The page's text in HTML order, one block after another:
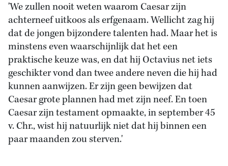
'We zullen nooit weten waarom Caesar zijn
achterneef uitkoos als erfgenaam. Wellicht zag hij
dat de jongen bijzondere talenten had. Maar het is
minstens even waarschijnlijk dat het een
praktische keuze was, en dat hij Octavius net iets
geschikter vond dan twee andere neven die hij had
kunnen aanwijzen. Er zijn geen bewijzen dat
Caesar grote plannen had met zijn neef. En toen
Caesar zijn testament opmaakte, in september 45
v. Chr., wist hij natuurlijk niet dat hij binnen een
paar maanden zou sterven.'